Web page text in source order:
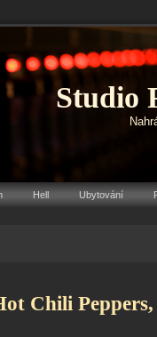
Studio
Hell Ubytování
Chili